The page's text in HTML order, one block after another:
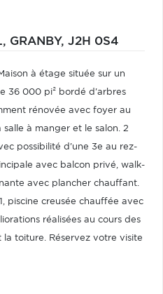
GRANBY, J2H 0S4
à étage située sur un
36 000 pi² bordé d'arbres
rénovée avec foyer au
à manger et le salon. 2
possibilité d'une 3e au rez-
avec balcon privé, walk-
avec plancher chauffant.
piscine creusée chauffée avec
réalisées au cours des
la toiture. Réservez votre visite